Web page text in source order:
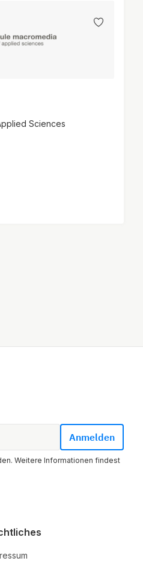
Sciences
Weitere Informationen findest